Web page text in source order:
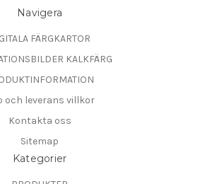
Navigera
FÄRGKARTOR
KALKFÄRG
och leverans villkor
Kontakta oss
Sitemap
Kategorier